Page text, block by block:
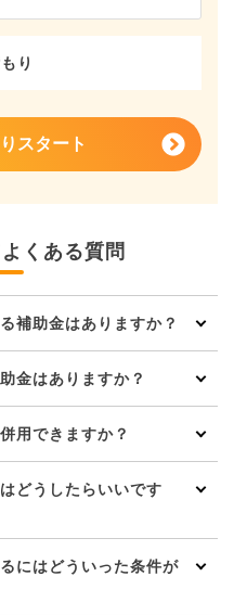
り
スタート
くある質問
補助金はありますか？
金はありますか？
用できますか？
どうしたらいいです
にはどういった条件が